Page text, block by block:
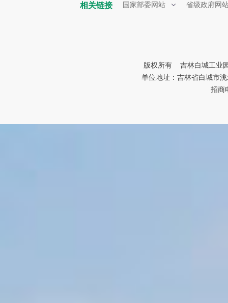
相关链接 国家部委网站 省级政府网
版权所有 吉林白城工业
单位地址：吉林省白城市
招商